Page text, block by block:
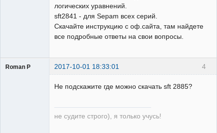
логических уравнений.
sft2841 - для Sepam всех серий.
Скачайте инструкцию с оф.сайта, там найдете
все подробные ответы на свои вопросы.
4
Roman P 2017-10-01 18:33:01
Не подскажите где можно скачать sft 2885?
не судите строго), я только учусь!